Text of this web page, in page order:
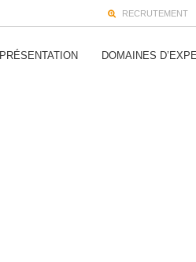
RECRUTEMENT
PRÉSENTATION DOMAINES